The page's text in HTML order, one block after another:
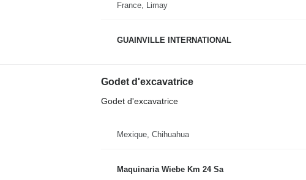
France, Limay
GUAINVILLE INTERNATIONAL
Godet d'excavatrice
Godet d'excavatrice
Mexique, Chihuahua
Maquinaria Wiebe Km 24 Sa